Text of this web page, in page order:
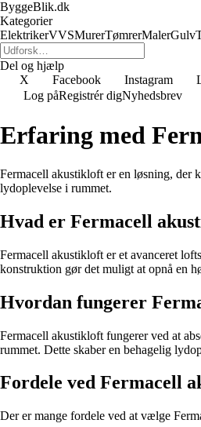
ByggeBlik.dk
Kategorier
ElektrikerVVSMurerTømrerMalerGulv
Del og hjælp
X
Facebook Instagram
Log påRegistrér digNyhedsbrev
Erfaring med
Fermacell akustikloft er en løsning, der
lydoplevelse i rummet.
Hvad er Fermacell
Fermacell akustikloft er et avanceret
konstruktion gør det muligt at opnå en
Hvordan fungerer
Fermacell akustikloft fungerer ved at
rummet. Dette skaber en behagelig
Fordele ved Fermacell
Der er mange fordele ved at vælge